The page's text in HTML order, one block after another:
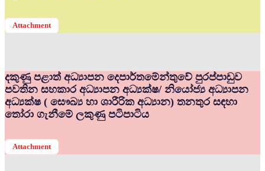
Attachment
දකුණු පළාත් අධ්‍යාපන දෙපාර්තමේන්තුවේ පුරප්පාඩුව
පවතින සහකාර අධ්‍යාපන අධ්‍යක්ෂ/ නියෝජ්‍ය අධ්‍යාපන
අධ්‍යක්ෂ ( සෞඛ්‍ය හා ශාරීරික අධ්‍යාන) තනතුර සඳහා
තෝරා ගැනීමේ ලකුණු පටිපාටිය
Attachment